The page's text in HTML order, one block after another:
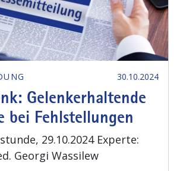
30.10.2024
Gelenkerhaltende
bei Fehlstellungen
29.10.2024 Experte:
Georgi Wassilew